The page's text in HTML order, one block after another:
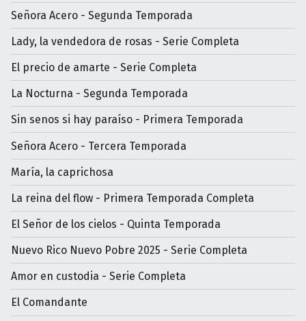
Señora Acero - Segunda Temporada
Lady, la vendedora de rosas - Serie Completa
El precio de amarte - Serie Completa
La Nocturna - Segunda Temporada
Sin senos si hay paraíso - Primera Temporada
Señora Acero - Tercera Temporada
María, la caprichosa
La reina del flow - Primera Temporada Completa
El Señor de los cielos - Quinta Temporada
Nuevo Rico Nuevo Pobre 2025 - Serie Completa
Amor en custodia - Serie Completa
El Comandante